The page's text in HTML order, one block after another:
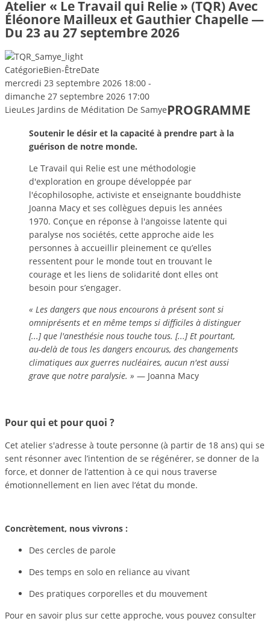
Atelier « Le Travail qui Relie » (TQR) Avec
Éléonore Mailleux et Gauthier Chapelle —
Du 23 au 27 septembre 2026
CatégorieBien-ÊtreDate
mercredi 23 septembre 2026 18:00 -
dimanche 27 septembre 2026 17:00
LieuLes Jardins de Méditation De SamyePROGRAMME
Soutenir le désir et la capacité à prendre part à la
guérison de notre monde.
Le Travail qui Relie est une méthodologie
d'exploration en groupe développée par
l'écophilosophe, activiste et enseignante bouddhiste
Joanna Macy et ses collègues depuis les années
1970. Conçue en réponse à l'angoisse latente qui
paralyse nos sociétés, cette approche aide les
personnes à accueillir pleinement ce qu’elles
ressentent pour le monde tout en trouvant le
courage et les liens de solidarité dont elles ont
besoin pour s’engager. ​​
« Les dangers que nous encourons à présent sont si
omniprésents et en même temps si difficiles à distinguer
[...] que l'anesthésie nous touche tous. [...] Et pourtant,
au-delà de tous les dangers encourus, des changements
climatiques aux guerres nucléaires, aucun n'est aussi
grave que notre paralysie. » — Joanna Macy
Pour qui et pour quoi ?
Cet atelier s'adresse à toute personne (à partir de 18 ans) qui se
sent résonner avec l’intention de se régénérer, se donner de la
force, et donner de l’attention à ce qui nous traverse
émotionnellement en lien avec l’état du monde.
Concrètement, nous vivrons :
Des cercles de parole
Des temps en solo en reliance au vivant
Des pratiques corporelles et du mouvement
Pour en savoir plus sur cette approche, vous pouvez consulter